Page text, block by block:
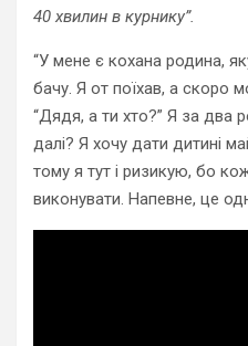
40 хвилин в курнику”.
“У мене є кохана родина,
бачу. Я от поїхав, а скоро
“Дядя, а ти хто?” Я за два
далі? Я хочу дати дитині
тому я тут і ризикую, бо
виконувати. Напевне, це